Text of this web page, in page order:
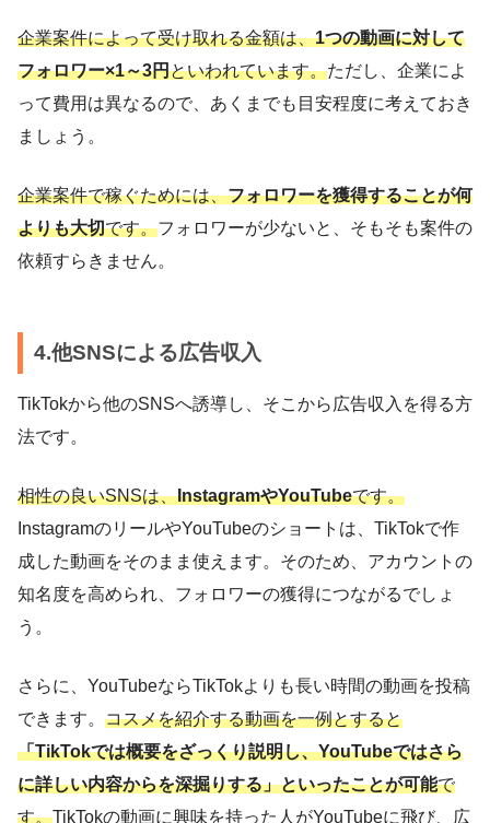
企業案件によって受け取れる金額は、1つの動画に対して
フォロワー×1～3円といわれています。ただし、企業によ
って費用は異なるので、あくまでも目安程度に考えておき
ましょう。
企業案件で稼ぐためには、フォロワーを獲得することが何
よりも大切です。フォロワーが少ないと、そもそも案件の
依頼すらきません。
4.他SNSによる広告収入
TikTokから他のSNSへ誘導し、そこから広告収入を得る方
法です。
相性の良いSNSは、InstagramやYouTubeです。
InstagramのリールやYouTubeのショートは、TikTokで作
成した動画をそのまま使えます。そのため、アカウントの
知名度を高められ、フォロワーの獲得につながるでしょ
う。
さらに、YouTubeならTikTokよりも長い時間の動画を投稿
できます。 コスメを紹介する動画を一例とすると
「TikTokでは概要をざっくり説明し、YouTubeではさら
に詳しい内容からを深掘りする」といったことが可能で
す。TikTokの動画に興味を持った人がYouTubeに飛び、広